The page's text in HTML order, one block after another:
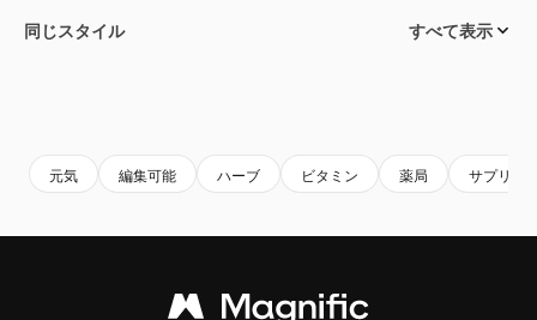
同じスタイル すべて表示
元気 編集可能 ハーブ ビタミン 薬局 サプリメ